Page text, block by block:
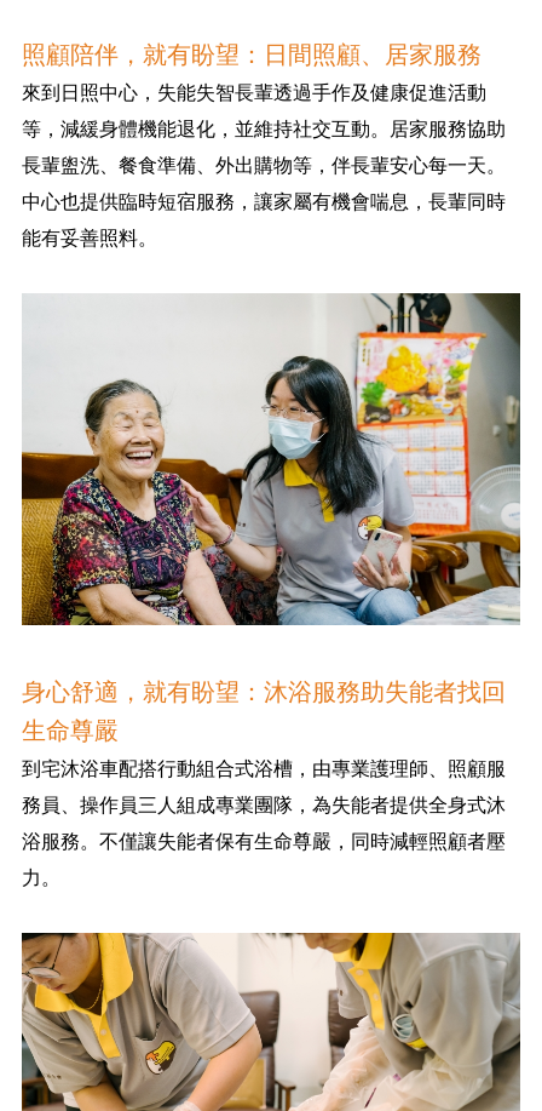
照顧陪伴，就有盼望：日間照顧、居家服務
來到日照中心，失能失智長輩透過手作及健康促進活動
等，減緩身體機能退化，並維持社交互動。居家服務協助
長輩盥洗、餐食準備、外出購物等，伴長輩安心每一天。
中心也提供臨時短宿服務，讓家屬有機會喘息，長輩同時
能有妥善照料。
身心舒適，就有盼望：沐浴服務助失能者找回
生命尊嚴
到宅沐浴車配搭行動組合式浴槽，由專業護理師、照顧服
務員、操作員三人組成專業團隊，為失能者提供全身式沐
浴服務。不僅讓失能者保有生命尊嚴，同時減輕照顧者壓
力。